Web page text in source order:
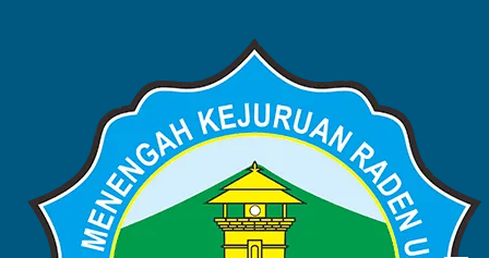
Year Founded
0